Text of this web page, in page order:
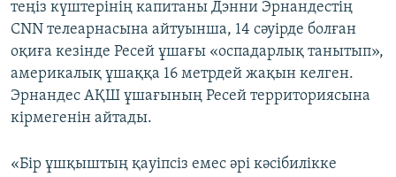
теңіз күштерінің капитаны Дэнни Эрнандестің
CNN телеарнасына айтуынша, 14 сәуірде болған
оқиға кезінде Ресей ұшағы «оспадарлық танытып»,
америкалық ұшаққа 16 метрдей жақын келген.
Эрнандес АҚШ ұшағының Ресей территориясына
кірмегенін айтады.
«Бір ұшқыштың қауіпсіз емес әрі кәсібилікке